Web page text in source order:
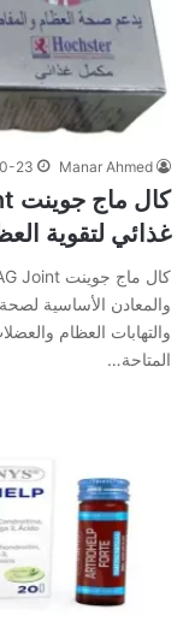
Manar Ahmed
23
غذائي لتقوية
والمعادن الأساسية
والتهابات العظام
‌المتاحة‌…